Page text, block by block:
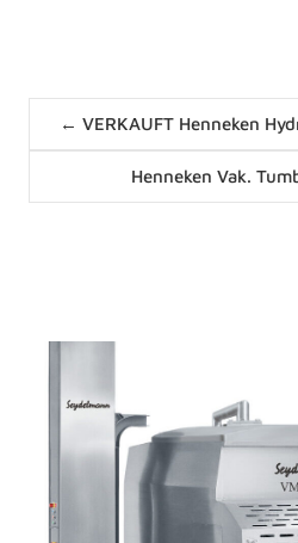
Posts
navigation
← VERKAUFT Henneken
navigation
Henneken Vak.